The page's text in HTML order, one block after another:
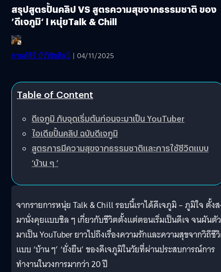
สรุปสูตรปั้นคลิป VS สูตรความสุขจากธรรมชาติ ของ
’ดีเจภูมิ‘ l หนุ่ยTalk & Chill
กานต์สิรี บัววิชัยศิลป์ | 04/11/2025
Table of Content
ดีเจภูมิ กับจุดเริ่มต้นก่อนจะมาเป็น YouTuber
ไอเดียปั้นคลิป ฉบับดีเจภูมิ
สูตรการมีความสุขจากธรรมชาติและการใช้ชีวิตแบบ
‘บ้าน ๆ ‘
จากรายการหนุ่ย Talk & Chill รอบนี้เราได้ดีเจภูมิ – ภูมิใจ ตั้ง
มานั่งคุยแบบชิล ๆ เกี่ยวกับชีวิตตั้งแต่ตอนเริ่มเป็นดีเจ จนผันตัว
มาเป็น YouTuber ยาวไปถึงเรื่องความรักและความสุขจากวิถีชี
แบบ ‘บ้าน ๆ’ ‘ยั่งยืน’ ของดีเจภูมิในวัยที่ผ่านประสบการณ์การ
ทำงานในวงการมากว่า 20 ปี